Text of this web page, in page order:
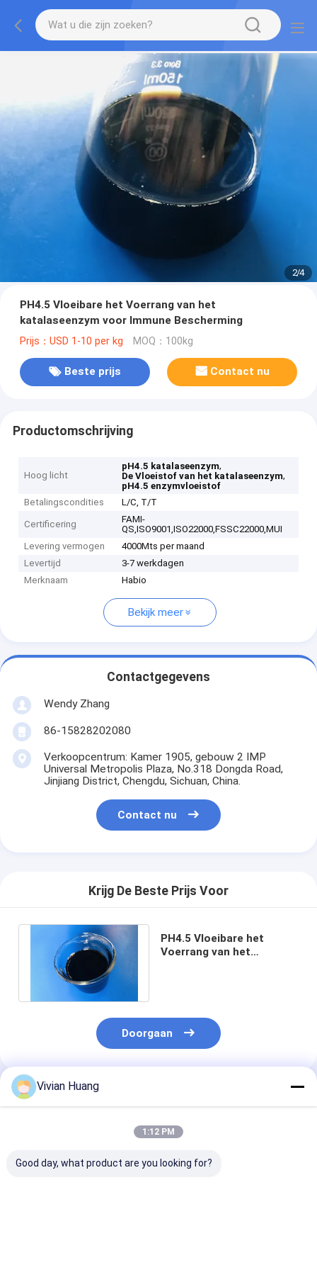
2/4
PH4.5 Vloeibare het Voerrang van het
katalaseenzym voor Immune Bescherming
Prijs：USD 1-10 per kg MOQ：100kg
Beste prijs Contact nu
Productomschrijving
Hoog licht
pH4.5 katalaseenzym,
De Vloeistof van het katalaseenzym,
pH4.5 enzymvloeistof
Betalingscondities
L/C, T/T
Certificering
FAMI-
QS,ISO9001,ISO22000,FSSC22000,MUI
Levering vermogen
4000Mts per maand
Levertijd
3-7 werkdagen
Merknaam
Habio
Bekijk meer
Contactgegevens
Wendy Zhang
86-15828202080
Verkoopcentrum: Kamer 1905, gebouw 2 IMP
Universal Metropolis Plaza, No.318 Dongda Road,
Jinjiang District, Chengdu, Sichuan, China.
Contact nu
Krijg De Beste Prijs Voor
PH4.5 Vloeibare het
Voerrang van het
Doorgaan
Geadviseerde Producten
Vivian Huang
1:12 PM
Good day, what product are you looking for?